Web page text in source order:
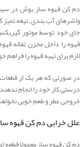
دم کن قهوه ساز بوش در
واشرهای آب بندی، تیغه
جای خود توسط موتور گیربکس
قهوه را داخل مخزن تفاله
لازم برای تهیه قهوه را فراهم
در صورتی که هر یک از
درستی کار خود را انجام
خروجی عطر و طعم خوبی
علل خرابی دم کن قهوه
دم کن قهوه ساز معمولا قطعه